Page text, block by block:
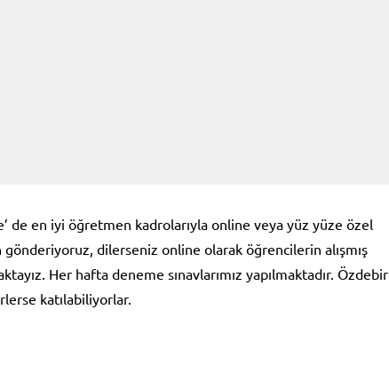
de en iyi öğretmen kadrolarıyla online veya yüz yüze özel
dilerseniz online olarak öğrencilerin alışmış
Her hafta deneme sınavlarımız yapılmaktadır. Özdebir
katılabiliyorlar.